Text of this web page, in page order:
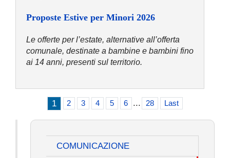
Proposte Estive per Minori 2026
Le offerte per l’estate, alternative all’offerta
comunale, destinate a bambine e bambini fino
ai 14 anni, presenti sul territorio.
1 2 3 4 5 6 ... 28 Last
COMUNICAZIONE